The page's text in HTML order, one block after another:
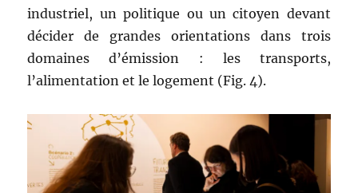
industriel, un politique ou un citoyen devant
décider de grandes orientations dans trois
domaines d’émission : les transports,
l’alimentation et le logement (Fig. 4).